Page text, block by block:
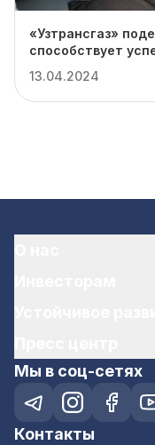
«Узтрансгаз»
способствует
13.04.2024
Мы в соц-сетях
Контакты